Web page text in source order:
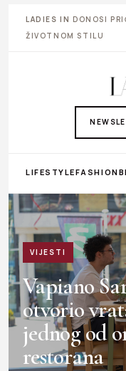
LADIES IN DONOSI
ŽIVOTNOM STILU
LIFESTYLEFASHION
VIJESTI
Vapiano
otvorio
jednog od
restorana